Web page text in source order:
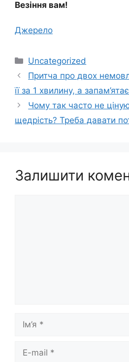
Везіння вам!
Джерело
Категорії
Uncategorized
Притча про двох
її за 1 хвилину, а
Чому так часто не
щедрість? Треба давати
Залишити
mail